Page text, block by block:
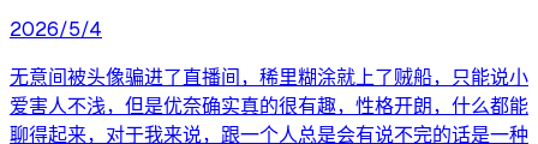
2026/5/4
无意间被头像骗进了直播间，稀里糊涂就上了贼船，只能说小
爱害人不浅，但是优奈确实真的很有趣，性格开朗，什么都能
聊得起来，对于我来说，跟一个人总是会有说不完的话是一种